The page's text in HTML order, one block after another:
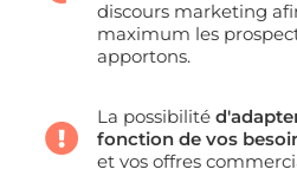
discours marketing
maximum les
apportons.
La possibilité
fonction de vos
et vos offres